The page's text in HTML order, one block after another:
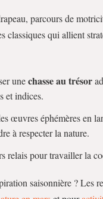
parcours de
classiques qui allient
unechasse au trésor
et indices.
œuvres éphémères en
à respecter la nature.
relais pour travailler la
saisonnière ? Les